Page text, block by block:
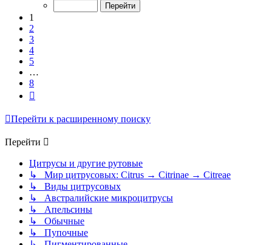
1
2
3
4
5
…
8
Перейти к расширенному поиску
Перейти
Цитрусы и другие рутовые
↳ Мир цитрусовых: Citrus → Citrinae → Citreae
↳ Виды цитрусовых
↳ Австралийские микроцитрусы
↳ Апельсины
↳ Обычные
↳ Пупочные